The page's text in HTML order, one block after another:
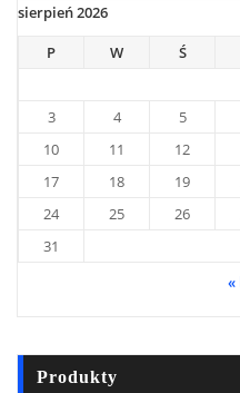
sierpień 2026
P
W Ś
3
4 5
10
11 12
17
18 19
24
25 26
31
«
Produkty